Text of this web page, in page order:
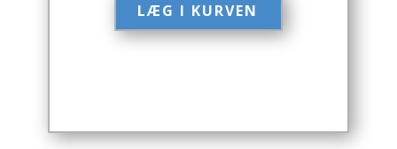
Børnebøger
Design
LÆG I KURVEN​